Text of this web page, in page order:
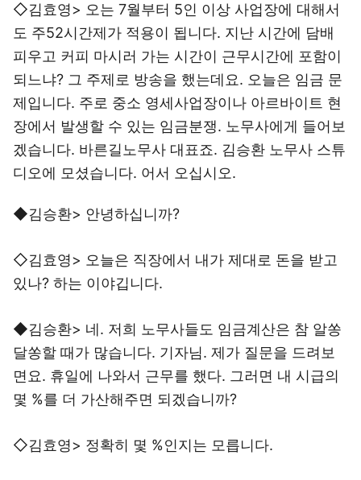
◇김효영> 오는 7월부터 5인 이상 사업장에 대해서
도 주52시간제가 적용이 됩니다. 지난 시간에 담배
피우고 커피 마시러 가는 시간이 근무시간에 포함이
되느냐? 그 주제로 방송을 했는데요. 오늘은 임금 문
제입니다. 주로 중소 영세사업장이나 아르바이트 현
장에서 발생할 수 있는 임금분쟁. 노무사에게 들어보
겠습니다. 바른길노무사 대표죠. 김승환 노무사 스튜
디오에 모셨습니다. 어서 오십시오.
◆김승환> 안녕하십니까?
◇김효영> 오늘은 직장에서 내가 제대로 돈을 받고
있나? 하는 이야깁니다.
◆김승환> 네. 저희 노무사들도 임금계산은 참 알쏭
달쏭할 때가 많습니다. 기자님. 제가 질문을 드려보
면요. 휴일에 나와서 근무를 했다. 그러면 내 시급의
몇 %를 더 가산해주면 되겠습니까?
◇김효영> 정확히 몇 %인지는 모릅니다.